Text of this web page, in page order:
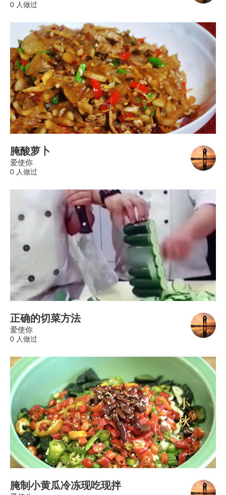
0 人做过
腌酸萝卜
爱使你
0 人做过
正确的切菜方法
爱使你
0 人做过
腌制小黄瓜冷冻现吃现拌